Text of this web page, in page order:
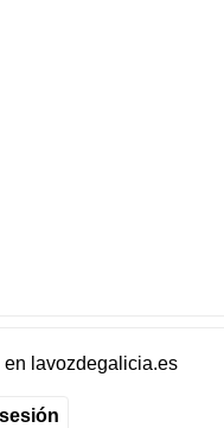
en lavozdegalicia.es